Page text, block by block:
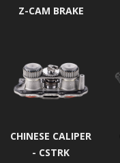
Z-CAM BRAKE
CHINESE CALIPER
- CSTRK